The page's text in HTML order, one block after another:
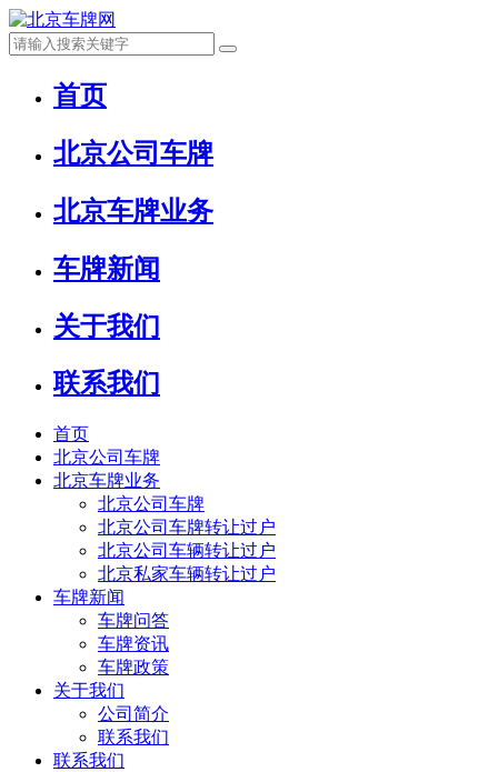
首页
北京公司车牌
北京车牌业务
车牌新闻
关于我们
联系我们
首页
北京公司车牌
北京车牌业务
北京公司车牌
北京公司车牌转让过户
北京公司车辆转让过户
北京私家车辆转让过户
车牌新闻
车牌问答
车牌资讯
车牌政策
关于我们
公司简介
联系我们
联系我们